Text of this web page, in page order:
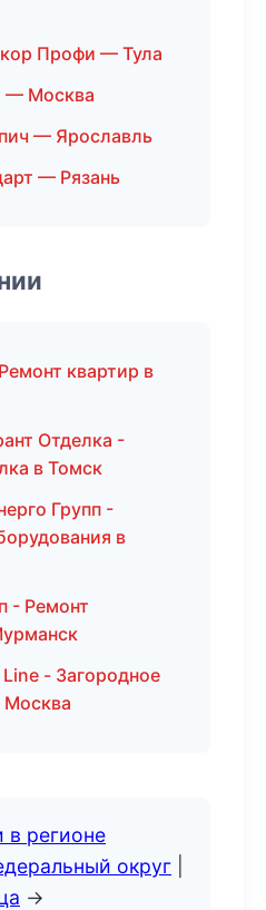
Профи — Тула
— Москва
— Ярославль
— Рязань
квартир в
Отделка -
в Томск
Групп -
в
- Ремонт
- Загородное
Москва
в регионе
округ
→